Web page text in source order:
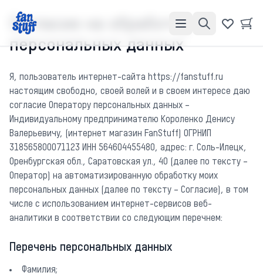
Согласие на обработку
персональных данных
Я, пользователь интернет-сайта https://fanstuff.ru
настоящим свободно, своей волей и в своем интересе даю
согласие Оператору персональных данных –
Индивидуальному предпринимателю Короленко Денису
Валерьевичу, (интернет магазин FanStuff) ОГРНИП
318565800071123 ИНН 564604455480, адрес: г. Соль-Илецк,
Оренбургская обл., Саратовская ул., 40 (далее по тексту –
Оператор) на автоматизированную обработку моих
персональных данных (далее по тексту – Согласие), в том
числе с использованием интернет-сервисов веб-
аналитики в соответствии со следующим перечнем:
Перечень персональных данных
Фамилия;